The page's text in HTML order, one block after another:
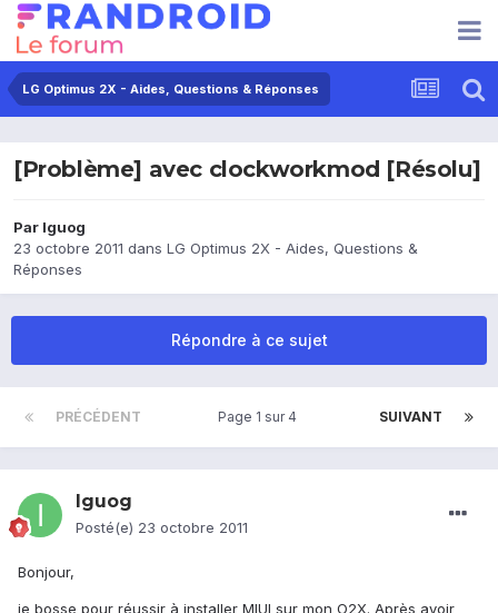
LG Optimus 2X - Aides, Questions & Réponses
[Problème] avec clockworkmod [Résolu]
Par Iguog
23 octobre 2011 dans LG Optimus 2X - Aides, Questions &
Réponses
Répondre à ce sujet
PRÉCÉDENT SUIVANT
Page 1 sur 4
Iguog
Posté(e) 23 octobre 2011
Bonjour,
je bosse pour réussir à installer MIUI sur mon O2X. Après avoir